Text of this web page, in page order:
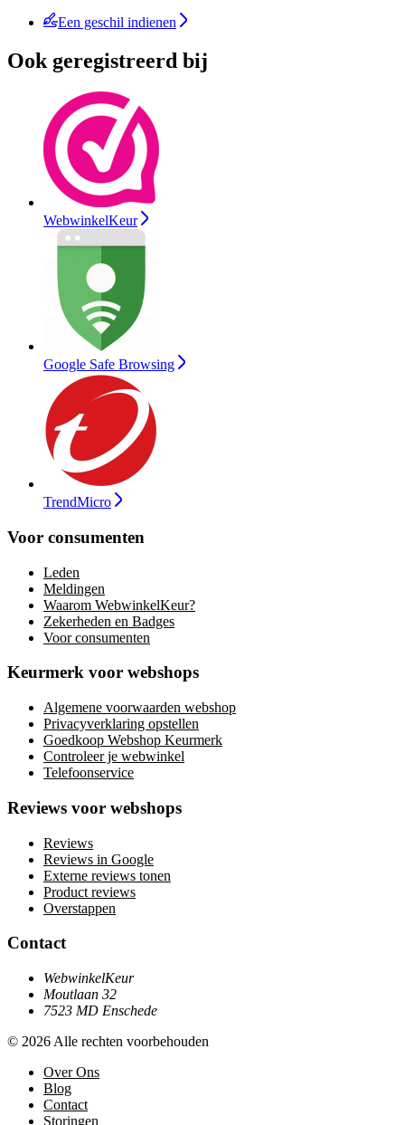
Een geschil indienen
Ook geregistreerd bij
WebwinkelKeur
Google Safe Browsing
TrendMicro
Voor consumenten
Leden
Meldingen
Waarom WebwinkelKeur?
Zekerheden en Badges
Voor consumenten
Keurmerk voor webshops
Algemene voorwaarden webshop
Privacyverklaring opstellen
Goedkoop Webshop Keurmerk
Controleer je webwinkel
Telefoonservice
Reviews voor webshops
Reviews
Reviews in Google
Externe reviews tonen
Product reviews
Overstappen
Contact
WebwinkelKeur
Moutlaan 32
7523 MD Enschede
© 2026 Alle rechten voorbehouden
Over Ons
Blog
Contact
Storingen